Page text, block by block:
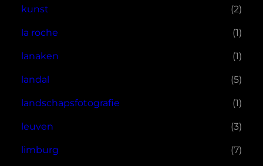
kunst (2)
la roche (1)
lanaken (1)
landal (5)
landschapsfotografie (1)
leuven (3)
limburg (7)